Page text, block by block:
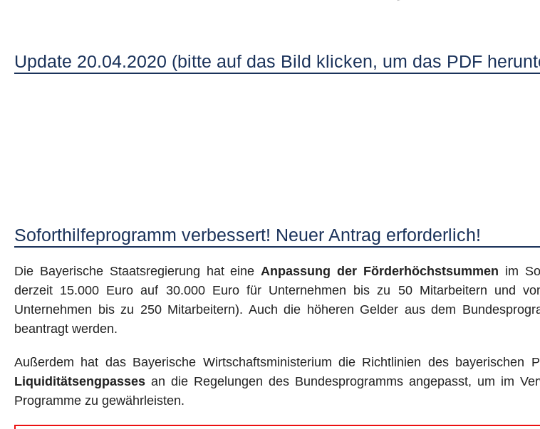
Update 20.04.2020 (bitte auf das Bild klicken, um das PDF
Soforthilfeprogramm verbessert! Neuer Antrag erforderlich!
Die Bayerische Staatsregierung hat eine Anpassung der Förderhöchstsummen im
derzeit 15.000 Euro auf 30.000 Euro für Unternehmen bis zu 50 Mitarbeitern und
Unternehmen bis zu 250 Mitarbeitern). Auch die höheren Gelder aus dem
beantragt werden.
Außerdem hat das Bayerische Wirtschaftsministerium die Richtlinien des bayerischen
Liquiditätsengpasses an die Regelungen des Bundesprogramms angepasst, um im
Programme zu gewährleisten.